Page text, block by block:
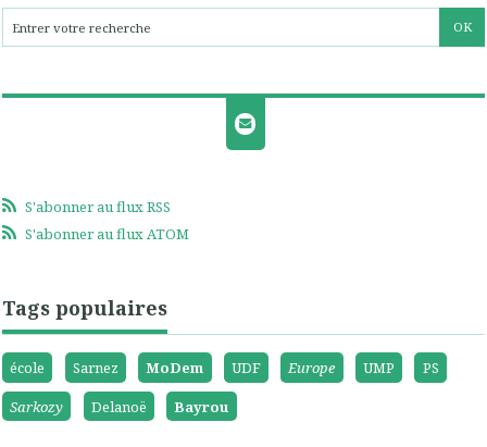
S'abonner au flux RSS
S'abonner au flux ATOM
Tags populaires
école Sarnez MoDem UDF Europe UMP
PS
Sarkozy
Delanoë Bayrou